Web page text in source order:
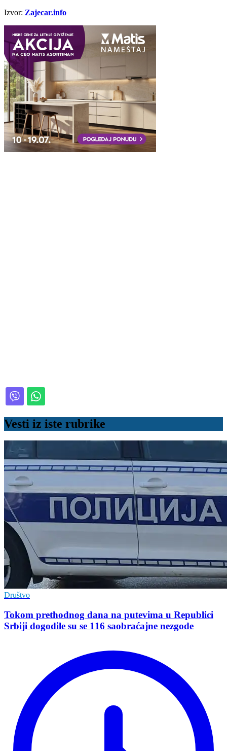
Izvor: Zajecar.info
Vesti iz iste rubrike
Društvo
Tokom prethodnog dana na putevima u Republici
Srbiji dogodile su se 116 saobraćajne nezgode